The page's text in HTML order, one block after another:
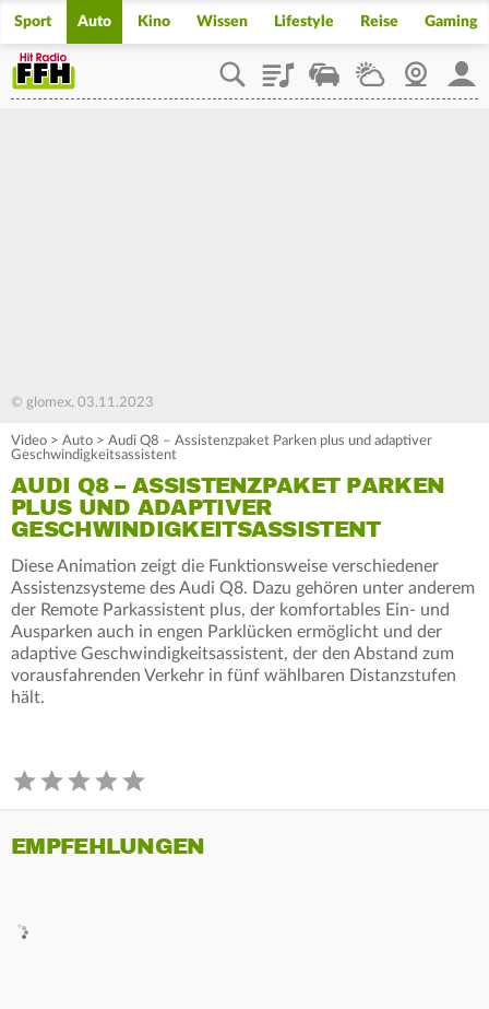
Sport Auto Kino Wissen Lifestyle Reise Gaming
PlaylistStaupilotWetterWebcam
© glomex, 03.11.2023
Video > Auto > Audi Q8 – Assistenzpaket Parken plus und adaptiver
Geschwindigkeitsassistent
AUDI Q8 – ASSISTENZPAKET PARKEN
PLUS UND ADAPTIVER
GESCHWINDIGKEITSASSISTENT
Diese Animation zeigt die Funktionsweise verschiedener
Assistenzsysteme des Audi Q8. Dazu gehören unter anderem
der Remote Parkassistent plus, der komfortables Ein- und
Ausparken auch in engen Parklücken ermöglicht und der
adaptive Geschwindigkeitsassistent, der den Abstand zum
vorausfahrenden Verkehr in fünf wählbaren Distanzstufen
hält.
EMPFEHLUNGEN